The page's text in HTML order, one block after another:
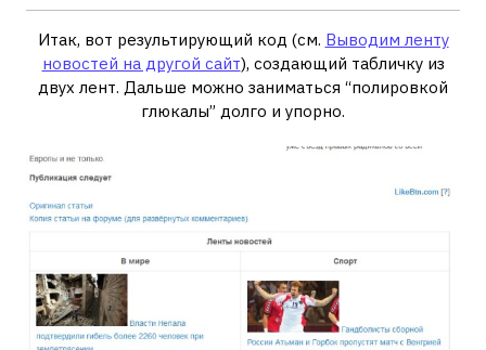
Итак, вот результирующий код (см. Выводим ленту
новостей на другой сайт), создающий табличку из
двух лент. Дальше можно заниматься “полировкой
глюкалы” долго и упорно.